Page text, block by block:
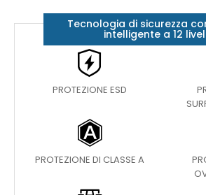
Tecnologia di sicurezza
intelligente a 12
PROTEZIONE ESD
PROTEZIONE DI CLASSE A